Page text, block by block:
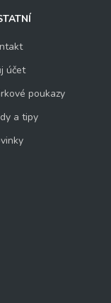
účet
poukazy
a tipy